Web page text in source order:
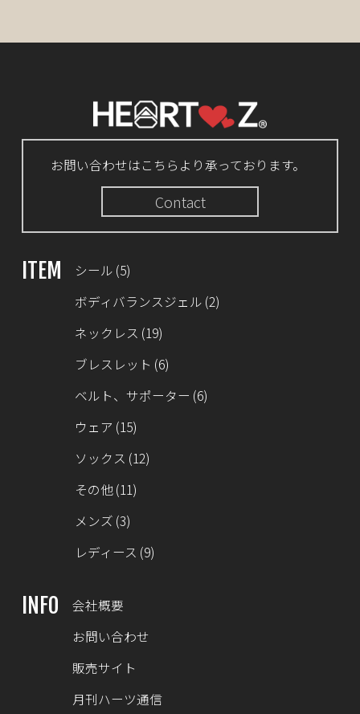
お問い合わせはこちらより承っております。
Contact
ITEM シール (5)
ボディバランスジェル (2)
ネックレス (19)
ブレスレット (6)
ベルト、サポーター (6)
ウェア (15)
ソックス (12)
その他(11)
メンズ (3)
レディース (9)
INFO
会社概要
お問い合わせ
販売サイト
月刊ハーツ通信